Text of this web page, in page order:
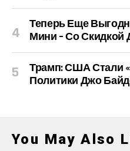
Теперь Еще
Мини – Со Скидкой
Трамп: США Стали
Политики Джо
You May Also